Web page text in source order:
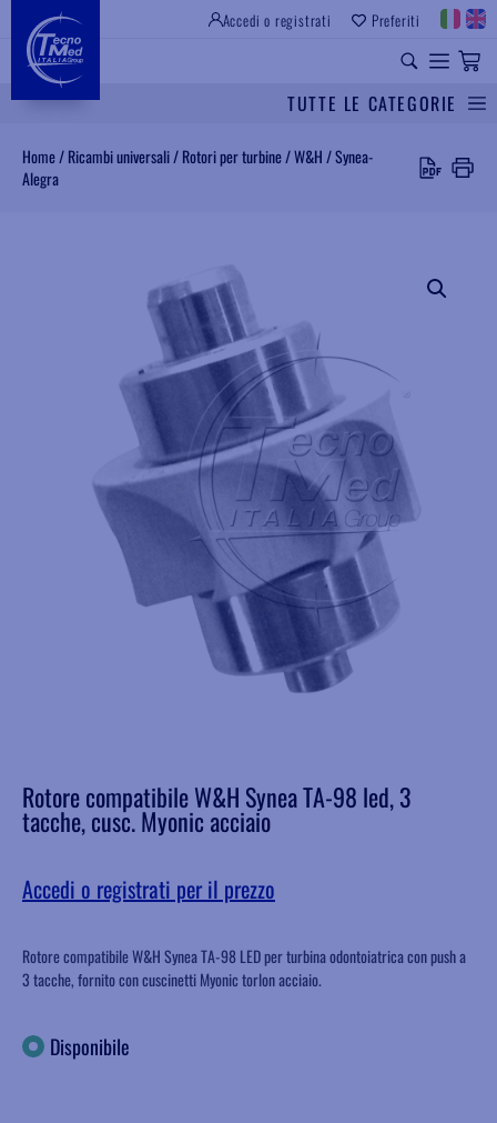
Accedi o registrati Preferiti
TUTTE LE CATEGORIE
Home/ Ricambi universali/ Rotori per turbine/W&H /Synea-
Alegra
Rotore compatibile W&H Synea TA-98 led, 3
tacche, cusc. Myonic acciaio
Accedi o registrati per il prezzo
Rotore compatibile W&H Synea TA-98 LED per turbina odontoiatrica con push a
3 tacche, fornito con cuscinetti Myonic torlon acciaio.
Disponibile